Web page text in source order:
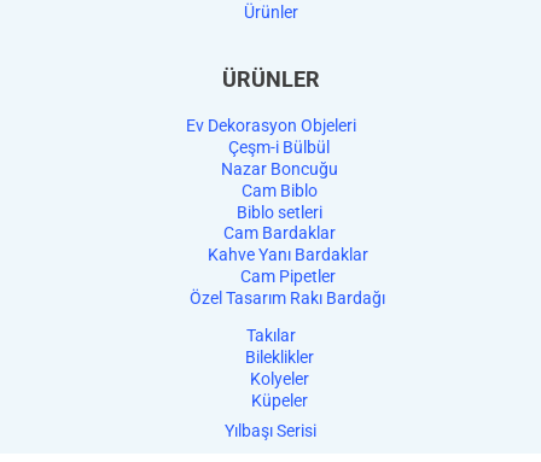
Ürünler
ÜRÜNLER
Ev Dekorasyon Objeleri
Çeşm-i Bülbül
Nazar Boncuğu
Cam Biblo
Biblo setleri
Cam Bardaklar
Kahve Yanı Bardaklar
Cam Pipetler
Özel Tasarım Rakı Bardağı
Takılar
Bileklikler
Kolyeler
Küpeler
Yılbaşı Serisi